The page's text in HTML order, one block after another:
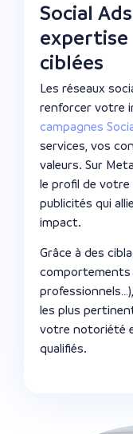
Social
expertise
ciblées
Les réseaux
renforcer votre
campagnes
services, vos
valeurs. Sur
le profil de votre
publicités qui
impact.
Grâce à des
comportements
les plus
votre notoriété
qualifiés.